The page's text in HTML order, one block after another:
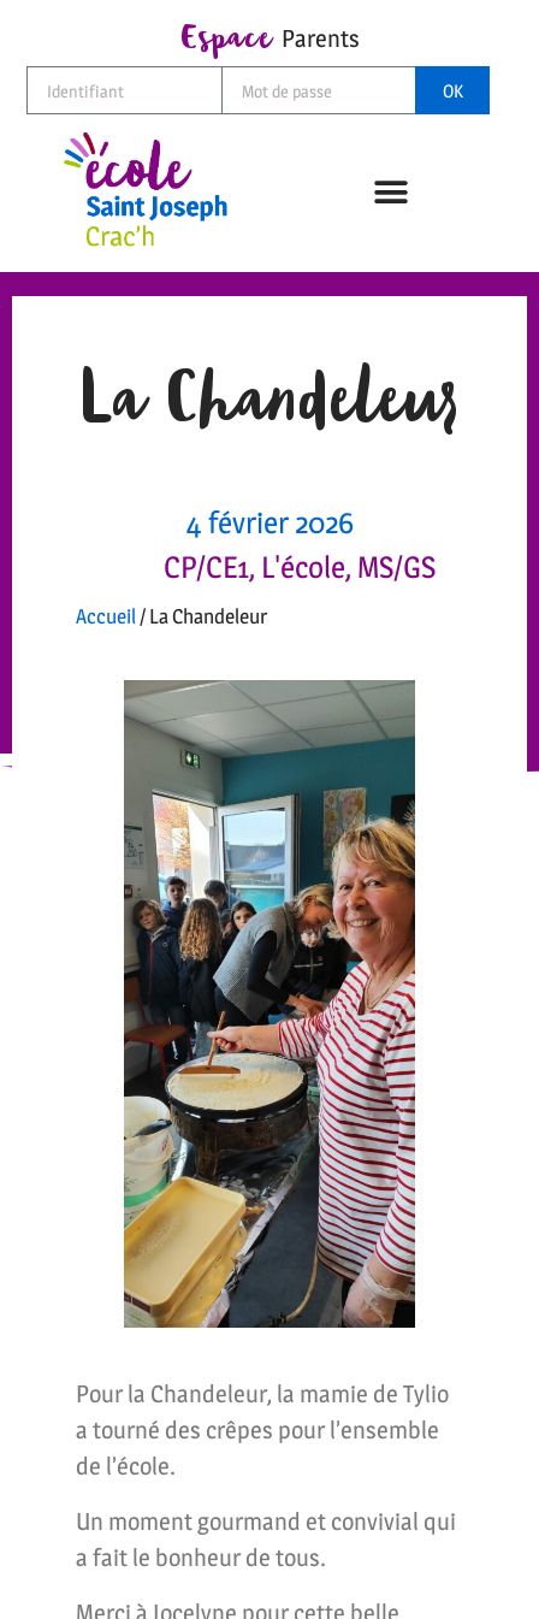
Espace Parents
OK
La Chandeleur
4 février 2026
CP/CE1, L'école, MS/GS
Accueil / La Chandeleur
Pour la Chandeleur, la mamie de Tylio
a tourné des crêpes pour l’ensemble
de l’école.
Un moment gourmand et convivial qui
a fait le bonheur de tous.
Merci à Jocelyne pour cette belle